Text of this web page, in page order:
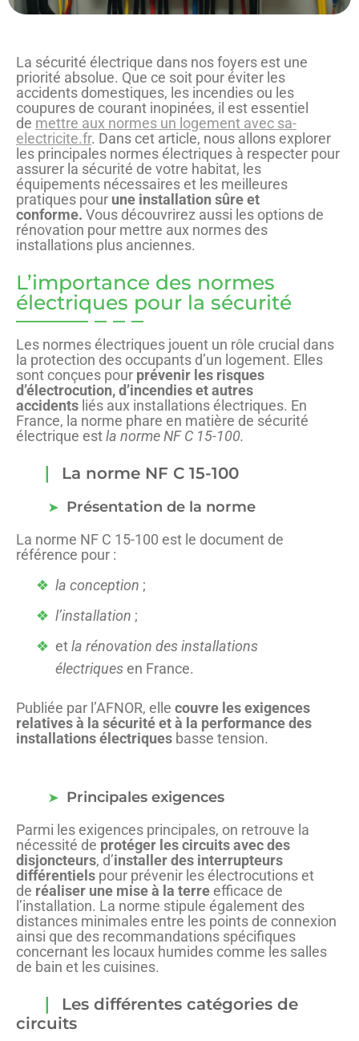
La sécurité électrique dans nos foyers est une
priorité absolue. Que ce soit pour éviter les
accidents domestiques, les incendies ou les
coupures de courant inopinées, il est essentiel
de mettre aux normes un logement avec sa-
electricite.fr. Dans cet article, nous allons explorer
les principales normes électriques à respecter pour
assurer la sécurité de votre habitat, les
équipements nécessaires et les meilleures
pratiques pour une installation sûre et
conforme. Vous découvrirez aussi les options de
rénovation pour mettre aux normes des
installations plus anciennes.
L’importance des normes
électriques pour la sécurité
Les normes électriques jouent un rôle crucial dans
la protection des occupants d’un logement. Elles
sont conçues pour prévenir les risques
d’électrocution, d’incendies et autres
accidents liés aux installations électriques. En
France, la norme phare en matière de sécurité
électrique estla norme NF C 15-100.
La norme NF C 15-100
Présentation de la norme
La norme NF C 15-100 est le document de
référence pour :
la conception ;
l’installation ;
etla rénovation des installations
électriquesen France.
Publiée par l’AFNOR, elle couvre les exigences
relatives à la sécurité et à la performance des
installations électriques basse tension.
Principales exigences
Parmi les exigences principales, on retrouve la
nécessité de protéger les circuits avec des
disjoncteurs, d’installer des interrupteurs
différentiels pour prévenir les électrocutions et
de réaliser une mise à la terreefficace de
l’installation. La norme stipule également des
distances minimales entre les points de connexion
ainsi que des recommandations spécifiques
concernant les locaux humides comme les salles
de bain et les cuisines.
Les différentes catégories de
circuits